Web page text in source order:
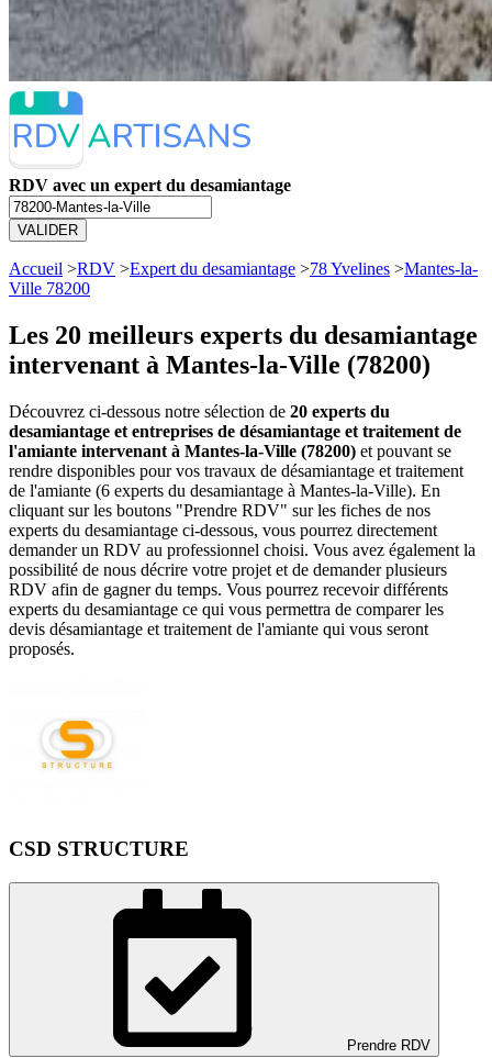
RDV avec un expert du desamiantage
VALIDER
Accueil >RDV >Expert du desamiantage >78 Yvelines >Mantes-la-
Ville 78200
Les 20 meilleurs experts du desamiantage
intervenant à Mantes-la-Ville (78200)
Découvrez ci-dessous notre sélection de 20 experts du
desamiantage et entreprises de désamiantage et traitement de
l'amiante intervenant à Mantes-la-Ville (78200) et pouvant se
rendre disponibles pour vos travaux de désamiantage et traitement
de l'amiante (6 experts du desamiantage à Mantes-la-Ville). En
cliquant sur les boutons "Prendre RDV" sur les fiches de nos
experts du desamiantage ci-dessous, vous pourrez directement
demander un RDV au professionnel choisi. Vous avez également la
possibilité de nous décrire votre projet et de demander plusieurs
RDV afin de gagner du temps. Vous pourrez recevoir différents
experts du desamiantage ce qui vous permettra de comparer les
devis désamiantage et traitement de l'amiante qui vous seront
proposés.
CSD STRUCTURE
Prendre RDV